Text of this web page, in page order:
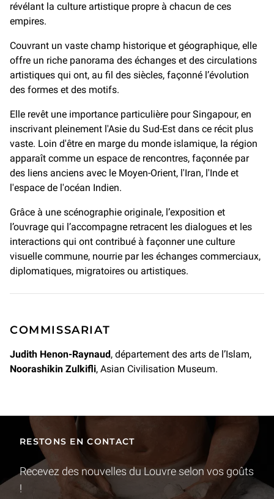
révélant la culture artistique propre à chacun de ces
empires.
Couvrant un vaste champ historique et géographique, elle
offre un riche panorama des échanges et des circulations
artistiques qui ont, au fil des siècles, façonné l’évolution
des formes et des motifs.
Elle revêt une importance particulière pour Singapour, en
inscrivant pleinement l'Asie du Sud-Est dans ce récit plus
vaste. Loin d'être en marge du monde islamique, la région
apparaît comme un espace de rencontres, façonnée par
des liens anciens avec le Moyen-Orient, l'Iran, l'Inde et
l'espace de l'océan Indien.
Grâce à une scénographie originale, l’exposition et
l’ouvrage qui l’accompagne retracent les dialogues et les
interactions qui ont contribué à façonner une culture
visuelle commune, nourrie par les échanges commerciaux,
diplomatiques, migratoires ou artistiques.
COMMISSARIAT
Judith Henon-Raynaud , département des arts de l’Islam,
Noorashikin Zulkifli, Asian Civilisation Museum.
RESTONS EN CONTACT
Recevez des nouvelles du Louvre selon vos goûts
!